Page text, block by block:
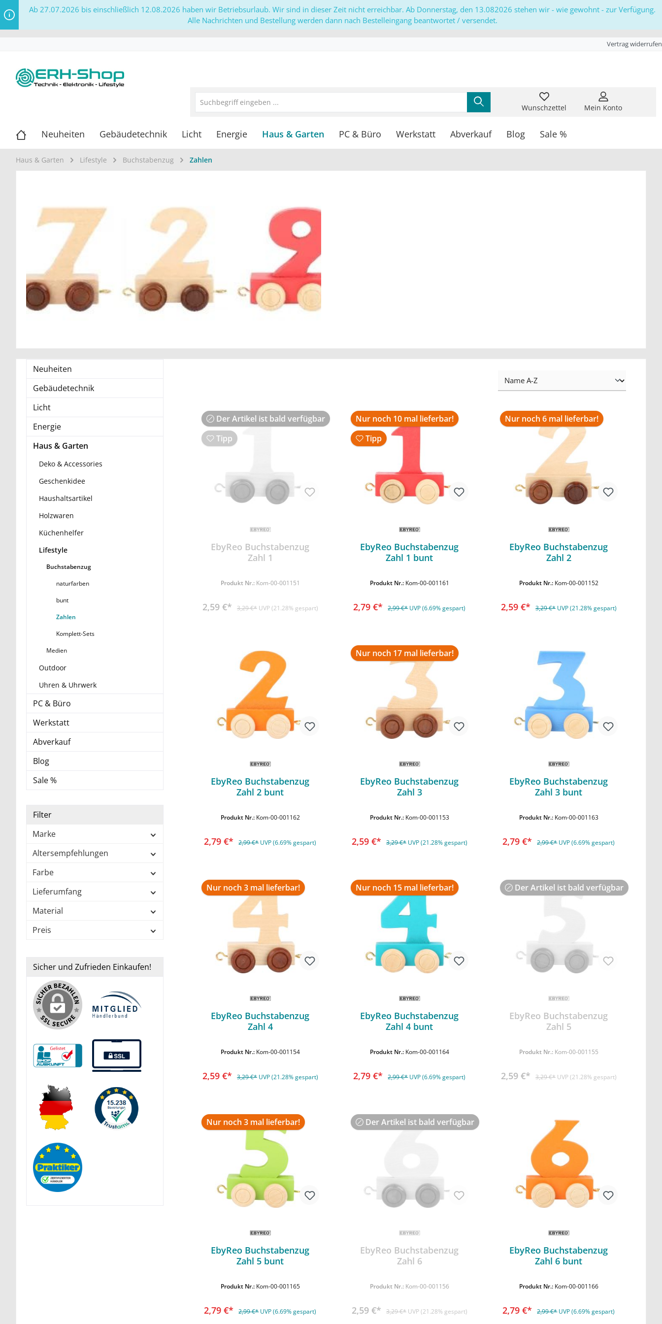
Ab 27.07.2026 bis einschließlich 12.08.2026 haben wir Betriebsurlaub. Wir sind in dieser Zeit nicht erreichbar. Ab Donnerstag, den 13.082026 stehen wir - wie gewohnt - zur Verfügung.
Alle Nachrichten und Bestellung werden dann nach Bestelleingang beantwortet / versendet.
Vertrag widerrufen
Wunschzettel Mein Konto
Neuheiten Gebäudetechnik Licht Energie Haus & Garten PC & Büro Werkstatt Abverkauf Blog Sale %
Haus & Garten Lifestyle Buchstabenzug Zahlen
Neuheiten
Gebäudetechnik
Licht
Energie
Haus & Garten
Deko & Accessories
Geschenkidee
Haushaltsartikel
Holzwaren
Küchenhelfer
Lifestyle
Buchstabenzug
naturfarben
bunt
Zahlen
Komplett-Sets
Medien
Outdoor
Uhren & Uhrwerk
PC & Büro
Werkstatt
Abverkauf
Blog
Sale %
Filter
Marke
Altersempfehlungen
Farbe
Lieferumfang
Material
Preis
Sicher und Zufrieden Einkaufen!
Der Artikel ist bald verfügbar
Tipp
EbyReo Buchstabenzug
Zahl 1
Produkt Nr.: Kom-00-001151
2,59 €* 3,29 €* UVP (21.28% gespart)
Nur noch 10 mal lieferbar!
Tipp
EbyReo Buchstabenzug
Zahl 1 bunt
Produkt Nr.: Kom-00-001161
2,79 €* 2,99 €* UVP (6.69% gespart)
In den Warenkorb
Nur noch 6 mal lieferbar!
EbyReo Buchstabenzug
Zahl 2
Produkt Nr.: Kom-00-001152
2,59 €* 3,29 €* UVP (21.28% gespart)
In den Warenkorb
EbyReo Buchstabenzug
Zahl 2 bunt
Produkt Nr.: Kom-00-001162
2,79 €* 2,99 €* UVP (6.69% gespart)
In den Warenkorb
Nur noch 17 mal lieferbar!
EbyReo Buchstabenzug
Zahl 3
Produkt Nr.: Kom-00-001153
2,59 €* 3,29 €* UVP (21.28% gespart)
In den Warenkorb
EbyReo Buchstabenzug
Zahl 3 bunt
Produkt Nr.: Kom-00-001163
2,79 €* 2,99 €* UVP (6.69% gespart)
In den Warenkorb
Nur noch 3 mal lieferbar!
EbyReo Buchstabenzug
Zahl 4
Produkt Nr.: Kom-00-001154
2,59 €* 3,29 €* UVP (21.28% gespart)
In den Warenkorb
Nur noch 15 mal lieferbar!
EbyReo Buchstabenzug
Zahl 4 bunt
Produkt Nr.: Kom-00-001164
2,79 €* 2,99 €* UVP (6.69% gespart)
In den Warenkorb
Der Artikel ist bald verfügbar
EbyReo Buchstabenzug
Zahl 5
Produkt Nr.: Kom-00-001155
2,59 €* 3,29 €* UVP (21.28% gespart)
Nur noch 3 mal lieferbar!
EbyReo Buchstabenzug
Zahl 5 bunt
Produkt Nr.: Kom-00-001165
2,79 €* 2,99 €* UVP (6.69% gespart)
In den Warenkorb
Der Artikel ist bald verfügbar
EbyReo Buchstabenzug
Zahl 6
Produkt Nr.: Kom-00-001156
2,59 €* 3,29 €* UVP (21.28% gespart)
EbyReo Buchstabenzug
Zahl 6 bunt
Produkt Nr.: Kom-00-001166
2,79 €* 2,99 €* UVP (6.69% gespart)
In den Warenkorb